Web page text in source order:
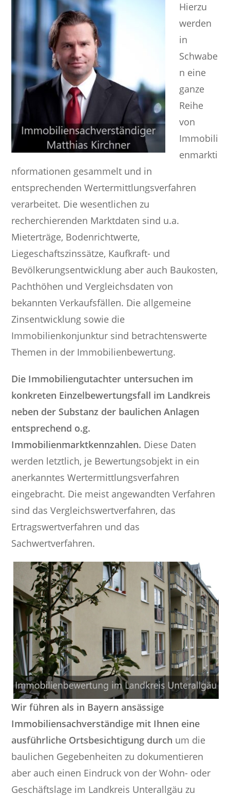
Hierzu
werden
in
Schwabe
n eine
ganze
Reihe
von
Immobili
enmarkti
nformationen gesammelt und in
entsprechenden Wertermittlungsverfahren
verarbeitet. Die wesentlichen zu
recherchierenden Marktdaten sind u.a.
Mieterträge, Bodenrichtwerte,
Liegeschaftszinssätze, Kaufkraft- und
Bevölkerungsentwicklung aber auch Baukosten,
Pachthöhen und Vergleichsdaten von
bekannten Verkaufsfällen. Die allgemeine
Zinsentwicklung sowie die
Immobilienkonjunktur sind betrachtenswerte
Themen in der Immobilienbewertung.
Die Immobiliengutachter untersuchen im
konkreten Einzelbewertungsfall im Landkreis
neben der Substanz der baulichen Anlagen
entsprechend o.g.
Immobilienmarktkennzahlen. Diese Daten
werden letztlich, je Bewertungsobjekt in ein
anerkanntes Wertermittlungsverfahren
eingebracht. Die meist angewandten Verfahren
sind das Vergleichswertverfahren, das
Ertragswertverfahren und das
Sachwertverfahren.
Wir führen als in Bayern ansässige
Immobiliensachverständige mit Ihnen eine
ausführliche Ortsbesichtigung durch um die
baulichen Gegebenheiten zu dokumentieren
aber auch einen Eindruck von der Wohn- oder
Geschäftslage im Landkreis Unterallgäu zu